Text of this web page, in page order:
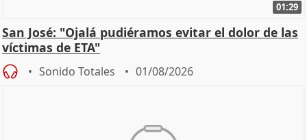
01:29
San José: "Ojalá pudiéramos evitar el dolor de las
víctimas de ETA"
Sonido Totales 01/08/2026